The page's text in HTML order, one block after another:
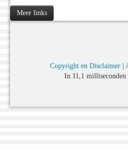
Meer links
Copyright en Disclaimer|
In 11,1 milliseconden